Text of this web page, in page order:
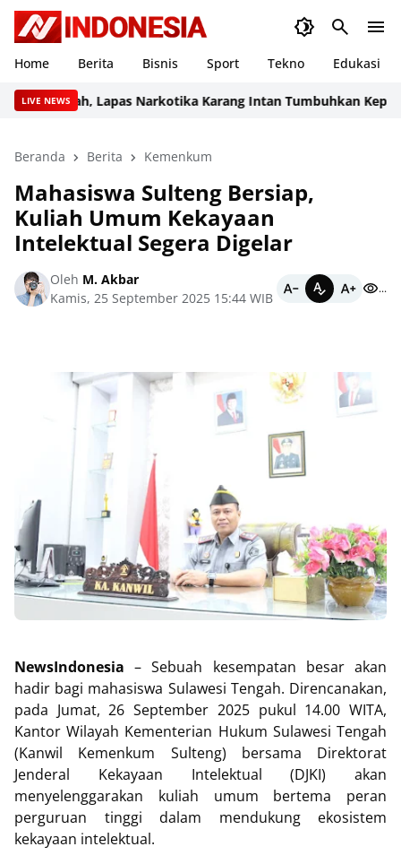
Home Berita Bisnis Sport Tekno Edukasi
LIVE NEWS
Berkah, Lapas Narkotika Karang Intan Tumbuhkan
Beranda Berita Kemenkum
Mahasiswa Sulteng Bersiap,
Kuliah Umum Kekayaan
Intelektual Segera Digelar
Oleh M. Akbar
Kamis, 25 September 2025 15:44 WIB
...
NewsIndonesia – Sebuah kesempatan besar akan
hadir bagi mahasiswa Sulawesi Tengah. Direncanakan,
pada Jumat, 26 September 2025 pukul 14.00 WITA,
Kantor Wilayah Kementerian Hukum Sulawesi Tengah
(Kanwil Kemenkum Sulteng) bersama Direktorat
Jenderal Kekayaan Intelektual (DJKI) akan
menyelenggarakan kuliah umum bertema peran
perguruan tinggi dalam mendukung ekosistem
kekayaan intelektual.